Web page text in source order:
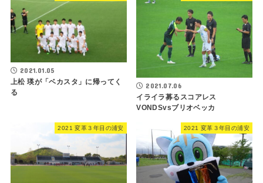
2021.01.05
上松 瑛が「ベカスタ」に帰ってく
る
2021.07.06
イライラ募るスコアレス
VONDSvsブリオベッカ
2021 変革３年目の浦安 2021 変革３年目の浦安